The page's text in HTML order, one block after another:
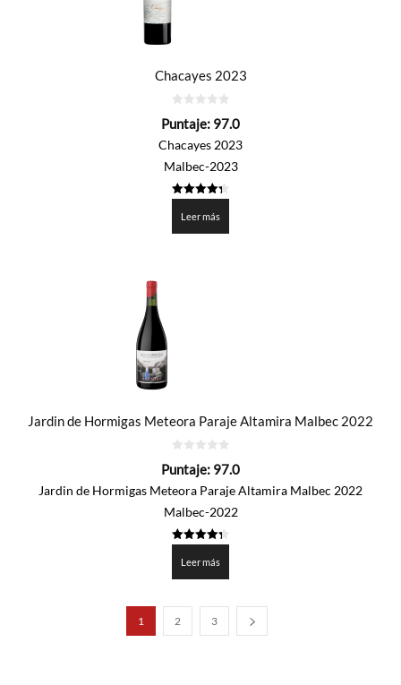
Chacayes 2023
de
Puntaje: 97.0
Chacayes 2023
Malbec-2023
de 5
Leer más
Jardin de Hormigas Meteora Paraje Altamira Malbec 2022
de
Puntaje: 97.0
Jardin de Hormigas Meteora Paraje Altamira Malbec 2022
Malbec-2022
de 5
Leer más
1 2 3